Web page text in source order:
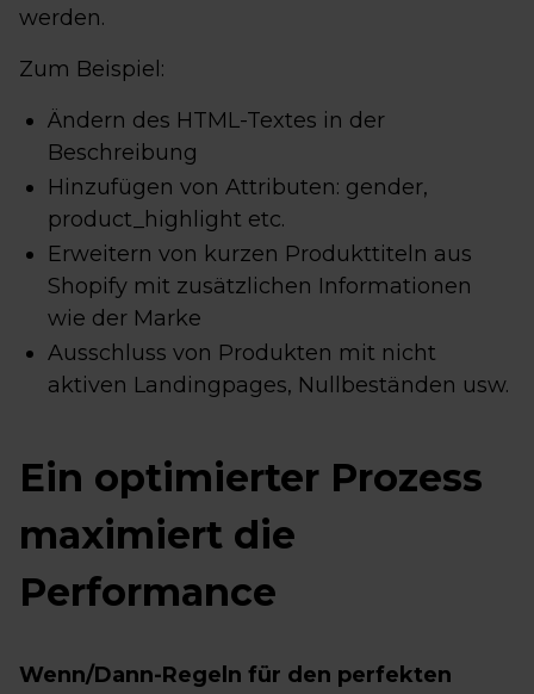
werden.
Zum Beispiel:
Ändern des HTML-Textes in der
Beschreibung
Hinzufügen von Attributen: gender,
product_highlight etc.
Erweitern von kurzen Produkttiteln aus
Shopify mit zusätzlichen Informationen
wie der Marke
Ausschluss von Produkten mit nicht
aktiven Landingpages, Nullbeständen usw.
Ein optimierter Prozess
maximiert die
Performance
Wenn/Dann-Regeln für den perfekten